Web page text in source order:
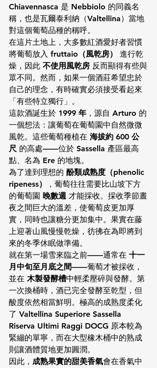
Chiavennasca 是 Nebbiolo 的同義名
稱，也是瓦爾泰利納（Valtellina）當地
對這個葡萄品種的稱呼。
在這片土地上，大多數紅酒愛好者習慣
將葡萄放入 fruttaio（風乾房）
進行乾
燥，因此 不使用風乾房 反而顯得有些與
眾不同。然而，如果一個酒莊希望忠於
自己的理念，有時確實必須接受看起來
「有些特立獨行」。
這款酒誕生於 1999 年 ，源自 Arturo 的
一個想法：讓葡萄在葡萄園中自然微微
風乾。這些葡萄種植在 海拔約 600 公
尺 的高處——位於 Sassella 產區最高
點、名為 Ere 的地塊。
為了達到理想的 酚類成熟度（phenolic
ripeness）
，葡萄往往需要比山坡下方
的葡萄園 晚數週 才能採收。採收季節晝
夜之間巨大的溫差，使葡萄皮更加厚
實，同時也讓糖分更加集中。果實在藤
上迎著山風慢慢乾燥，彷彿在為即將到
來的冬季休眠做準備。
就在第一場雪來臨之前——通常在 十一
月中旬至月底之間——葡萄才被採收，
並在 木製發酵槽中輕柔壓碎與發酵。第
一次換桶時，酒已完全發酵至乾型，但
酸度依然相當鮮明。極高的成熟度柔化
了 Valtellina Superiore Sassella
Riserva Ultimi Raggi DOCG 原本較為
緊繃的單寧，而在大型橡木桶中的熟成
則讓酒體質地更加圓潤。
因此， 成熟果實的甜美香氣會在香氣中